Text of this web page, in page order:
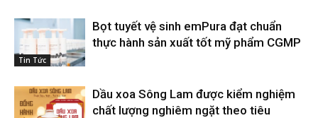
Tin Tức
Bọt tuyết vệ sinh emPura đạt chuẩn
thực hành sản xuất tốt mỹ phẩm CGMP
Dầu xoa Sông Lam được kiểm nghiệm
chất lượng nghiêm ngặt theo tiêu